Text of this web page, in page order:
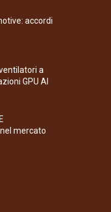
accordi
a
GPU AI
mercato